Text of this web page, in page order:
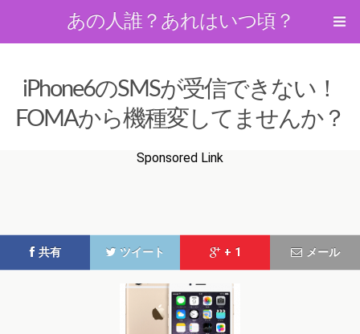
あの人誰？あれはいつ頃？
iPhone6のSMSが受信できない！
FOMAから機種変してませんか？
Sponsored Link
共有 ツイート + 1 メール